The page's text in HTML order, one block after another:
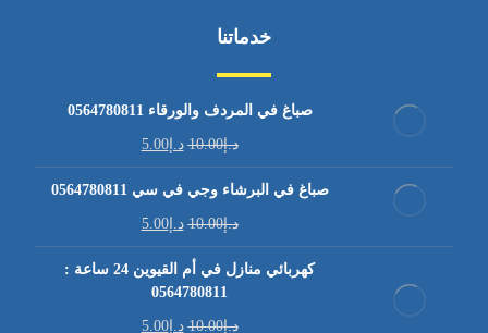
خدماتنا
صباغ في المردف والورقاء 0564780811
د.إ10.00 د.إ5.00
صباغ في البرشاء وجي في سي 0564780811
د.إ10.00 د.إ5.00
كهربائي منازل في أم القيوين 24 ساعة :
0564780811
د.إ10.00 د.إ5.00